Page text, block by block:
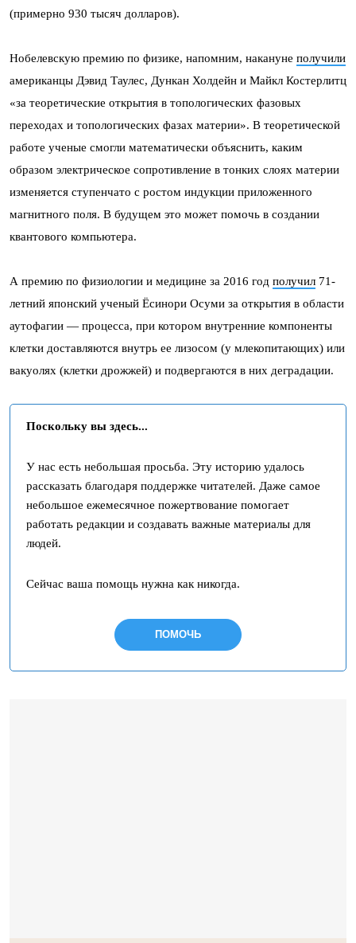
(примерно 930 тысяч долларов).
Нобелевскую премию по физике, напомним, накануне получили
американцы Дэвид Таулес, Дункан Холдейн и Майкл Костерлитц
«за теоретические открытия в топологических фазовых
переходах и топологических фазах материи». В теоретической
работе ученые смогли математически объяснить, каким
образом электрическое сопротивление в тонких слоях материи
изменяется ступенчато с ростом индукции приложенного
магнитного поля. В будущем это может помочь в создании
квантового компьютера.
А премию по физиологии и медицине за 2016 год получил 71-
летний японский ученый Ёсинори Осуми за открытия в области
аутофагии — процесса, при котором внутренние компоненты
клетки доставляются внутрь ее лизосом (у млекопитающих) или
вакуолях (клетки дрожжей) и подвергаются в них деградации.
Поскольку вы здесь...
У нас есть небольшая просьба. Эту историю удалось
рассказать благодаря поддержке читателей. Даже самое
небольшое ежемесячное пожертвование помогает
работать редакции и создавать важные материалы для
людей.
Сейчас ваша помощь нужна как никогда.
ПОМОЧЬ